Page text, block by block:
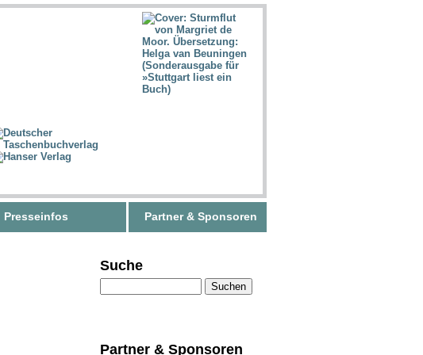
Presseinfos Partner & Sponsoren
Suche
Partner & Sponsoren